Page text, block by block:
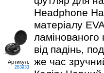
Артикул:
283933
Headphone
матеріалу
ламінованого
від падінь,
же час